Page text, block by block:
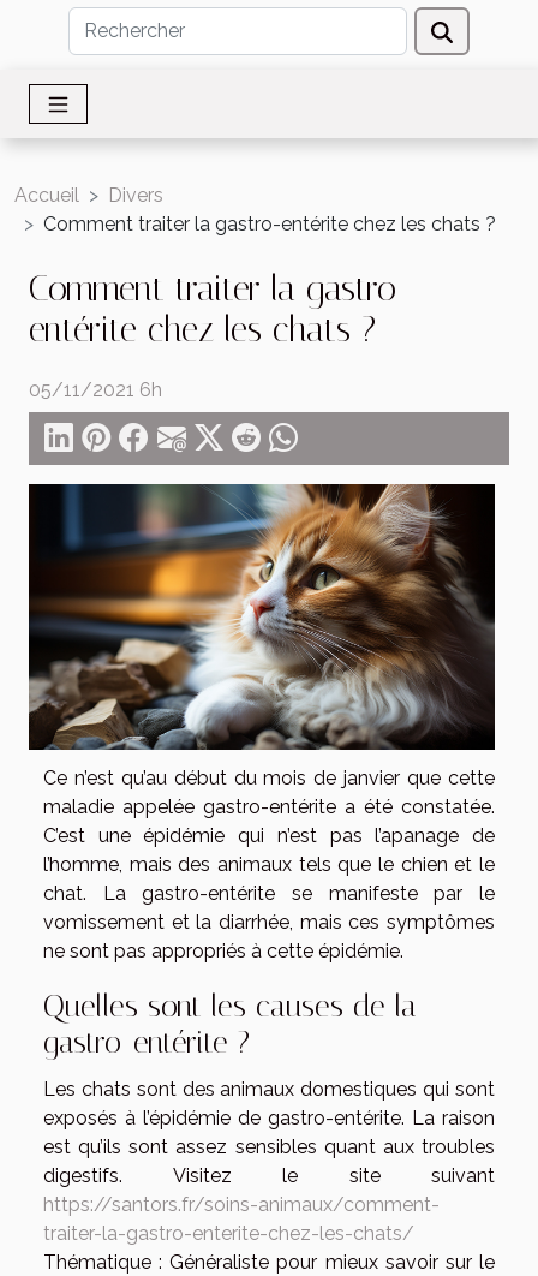
Accueil
Divers
Comment traiter la gastro-entérite chez les chats ?
Comment traiter la gastro-
entérite chez les chats ?
05/11/2021 6h
Ce n’est qu’au début du mois de janvier que cette
maladie appelée gastro-entérite a été constatée.
C’est une épidémie qui n’est pas l’apanage de
l’homme, mais des animaux tels que le chien et le
chat. La gastro-entérite se manifeste par le
vomissement et la diarrhée, mais ces symptômes
ne sont pas appropriés à cette épidémie.
Quelles sont les causes de la
gastro-entérite ?
Les chats sont des animaux domestiques qui sont
exposés à l’épidémie de gastro-entérite. La raison
est qu’ils sont assez sensibles quant aux troubles
digestifs. Visitez le site suivant
https://santors.fr/soins-animaux/comment-
traiter-la-gastro-enterite-chez-les-chats/
Thématique : Généraliste pour mieux savoir sur le